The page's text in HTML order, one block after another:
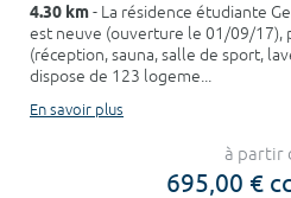
4.30 km- La résidence étudiante
est neuve (ouverture le 01/09/17),
(réception, sauna, salle de sport,
dispose de 123 logeme...
En savoir plus
à partir
695,00 €